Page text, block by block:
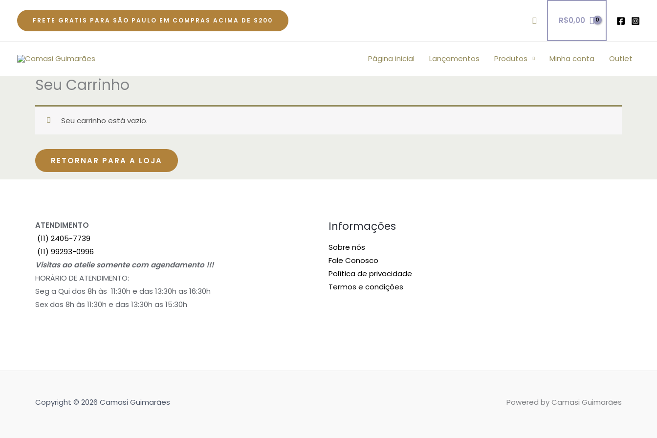
FRETE GRATIS PARA SÃO PAULO EM COMPRAS ACIMA DE $200 Pesquisar
R$0,00
Página inicial Lançamentos Produtos Minha conta Outlet
Seu Carrinho
Seu carrinho está vazio.
RETORNAR PARA A LOJA
ATENDIMENTO
(11) 2405-7739
(11) 99293-0996
Visitas ao atelie somente com agendamento !!!
HORÁRIO DE ATENDIMENTO:
Seg a Qui das 8h às 11:30h e das 13:30h as 16:30h
Sex das 8h às 11:30h e das 13:30h as 15:30h
Informações
Sobre nós
Fale Conosco
Política de privacidade
Termos e condições
Copyright © 2026 Camasi Guimarães Powered by Camasi Guimarães